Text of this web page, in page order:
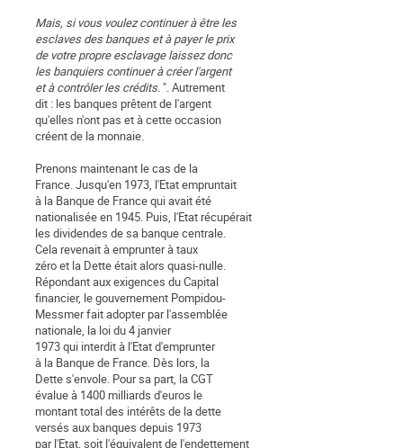
Mais, si vous voulez continuer à être les
esclaves des banques et à payer le prix
de votre propre esclavage laissez donc
les banquiers continuer à créer l'argent
et à contrôler les crédits.". Autrement
dit : les banques prêtent de l'argent
qu'elles n'ont pas et à cette occasion
créent de la monnaie.
Prenons maintenant le cas de la
France. Jusqu'en 1973, l'Etat empruntait
à la Banque de France qui avait été
nationalisée en 1945. Puis, l'Etat récupérait
les dividendes de sa banque centrale.
Cela revenait à emprunter à taux
zéro et la Dette était alors quasi-nulle.
Répondant aux exigences du Capital
financier, le gouvernement Pompidou-
Messmer fait adopter par l'assemblée
nationale, la loi du 4 janvier
1973 qui interdit à l'Etat d'emprunter
à la Banque de France. Dès lors, la
Dette s'envole. Pour sa part, la CGT
évalue à 1400 milliards d'euros le
montant total des intérêts de la dette
versés aux banques depuis 1973
par l'Etat, soit l'équivalent de l'endettement